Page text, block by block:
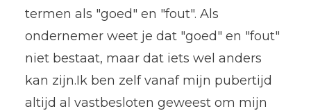
termen als "goed" en "fout". Als
ondernemer weet je dat "goed" en "fout"
niet bestaat, maar dat iets wel anders
kan zijn.Ik ben zelf vanaf mijn pubertijd
altijd al vastbesloten geweest om mijn